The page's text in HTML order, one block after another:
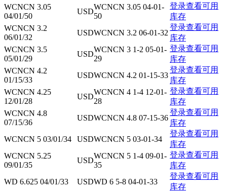
WCNCN 3.05
04/01/50
USD
WCNCN 3.05 04-01-
50
登录查看可用
库存
WCNCN 3.2
06/01/32
USDWCNCN 3.2 06-01-32
登录查看可用
库存
WCNCN 3.5
05/01/29
USD
WCNCN 3 1-2 05-01-
29
登录查看可用
库存
WCNCN 4.2
01/15/33
USDWCNCN 4.2 01-15-33
登录查看可用
库存
WCNCN 4.25
12/01/28
USD
WCNCN 4 1-4 12-01-
28
登录查看可用
库存
WCNCN 4.8
07/15/36
USDWCNCN 4.8 07-15-36
登录查看可用
库存
WCNCN 5 03/01/34
USDWCNCN 5 03-01-34
登录查看可用
库存
WCNCN 5.25
09/01/35
USD
WCNCN 5 1-4 09-01-
35
登录查看可用
库存
WD 6.625 04/01/33
USDWD 6 5-8 04-01-33
登录查看可用
库存